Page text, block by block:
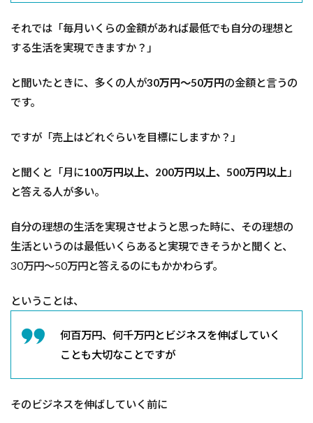
それでは「毎月いくらの金額があれば最低でも自分の理想と
する生活を実現できますか？」
と聞いたときに、多くの人が30万円〜50万円の金額と言うの
です。
ですが「売上はどれぐらいを目標にしますか？」
と聞くと「月に100万円以上、200万円以上、500万円以上 」
と答える人が多い。
自分の理想の生活を実現させようと思った時に、その理想の
生活というのは最低いくらあると実現できそうかと聞くと、
30万円～50万円と答えるのにもかかわらず。
ということは、
何百万円、何千万円とビジネスを伸ばしていく
ことも大切なことですが
そのビジネスを伸ばしていく前に